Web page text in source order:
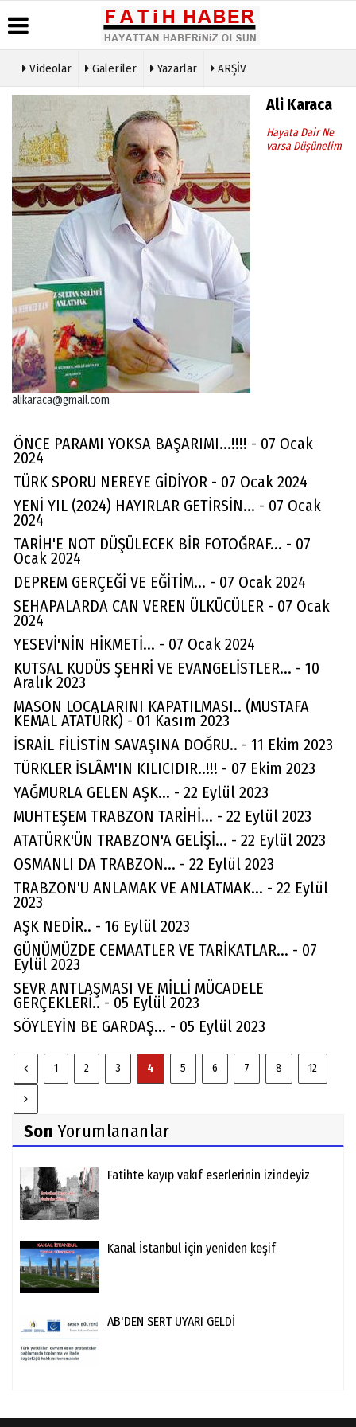
Haber
Günün
Haberleri
Biyografiler
Köşe
Video
Foto
Galeri
Künye
Çerez
Politikası
Videolar Galeriler Yazarlar ARŞİV
Ali Karaca
Hayata Dair Ne
varsa Düşünelim
alikaraca@gmail.com
ÖNCE PARAMI YOKSA BAŞARIMI...!!!! - 07 Ocak
2024
TÜRK SPORU NEREYE GİDİYOR - 07 Ocak 2024
YENİ YIL (2024) HAYIRLAR GETİRSİN... - 07 Ocak
2024
TARİH'E NOT DÜŞÜLECEK BİR FOTOĞRAF... - 07
Ocak 2024
DEPREM GERÇEĞİ VE EĞİTİM... - 07 Ocak 2024
SEHAPALARDA CAN VEREN ÜLKÜCÜLER - 07 Ocak
2024
YESEVİ'NİN HİKMETİ... - 07 Ocak 2024
KUTSAL KUDÜS ŞEHRİ VE EVANGELİSTLER... - 10
Aralık 2023
MASON LOCALARINI KAPATILMASI.. (MUSTAFA
KEMAL ATATÜRK) - 01 Kasım 2023
İSRAİL FİLİSTİN SAVAŞINA DOĞRU.. - 11 Ekim 2023
TÜRKLER İSLÂM'IN KILICIDIR..!!! - 07 Ekim 2023
YAĞMURLA GELEN AŞK... - 22 Eylül 2023
MUHTEŞEM TRABZON TARİHİ... - 22 Eylül 2023
ATATÜRK'ÜN TRABZON'A GELİŞİ... - 22 Eylül 2023
OSMANLI DA TRABZON... - 22 Eylül 2023
TRABZON'U ANLAMAK VE ANLATMAK... - 22 Eylül
2023
AŞK NEDİR.. - 16 Eylül 2023
GÜNÜMÜZDE CEMAATLER VE TARİKATLAR... - 07
Eylül 2023
SEVR ANTLAŞMASI VE MİLLİ MÜCADELE
GERÇEKLERİ.. - 05 Eylül 2023
SÖYLEYİN BE GARDAŞ... - 05 Eylül 2023
1 2 3 4 5 6 7 8 12
Son Yorumlananlar
Fatihte kayıp vakıf eserlerinin izindeyiz
Kanal İstanbul için yeniden keşif
AB'DEN SERT UYARI GELDİ